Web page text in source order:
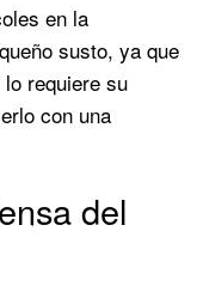
en la
susto, ya que
requiere su
con una
del